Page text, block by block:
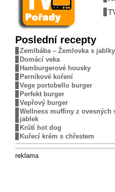
Poslední recepty
Zemlbába – Žemlovka s
Domácí veka
Hamburgerové housky
Perníkové koření
Vege portobello burger
Perfekt burger
Vepřový burger
Wellness muffiny z ovesných
jablek
Krůtí hot dog
Kuřecí krém s chřestem
reklama